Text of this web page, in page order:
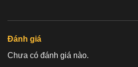
Đánh giá
Chưa có đánh giá nào.